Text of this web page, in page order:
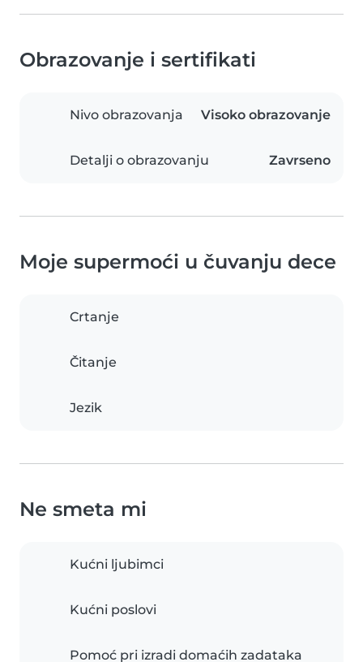
Obrazovanje i sertifikati
Nivo obrazovanja Visoko obrazovanje
Detalji o obrazovanju Zavrseno
Moje supermoći u čuvanju dece
Crtanje
Čitanje
Jezik
Ne smeta mi
Kućni ljubimci
Kućni poslovi
Pomoć pri izradi domaćih zadataka